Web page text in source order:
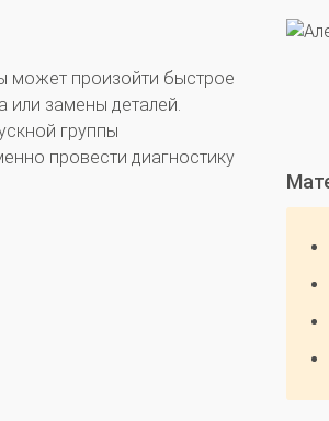
может произойти быстрое
замены деталей.
группы
провести диагностику